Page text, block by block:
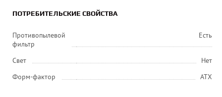
ПОТРЕБИТЕЛЬСКИЕ СВОЙСТВА
Противопылевой
фильтр
Есть
Свет
Нет
Форм-фактор
ATX